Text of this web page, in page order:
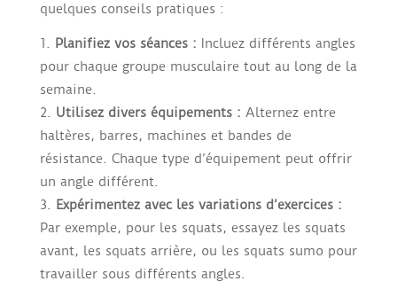
quelques conseils pratiques :
Planifiez vos séances : Incluez différents angles
pour chaque groupe musculaire tout au long de la
semaine.
Utilisez divers équipements : Alternez entre
haltères, barres, machines et bandes de
résistance. Chaque type d’équipement peut offrir
un angle différent.
Expérimentez avec les variations d’exercices :
Par exemple, pour les squats, essayez les squats
avant, les squats arrière, ou les squats sumo pour
travailler sous différents angles.